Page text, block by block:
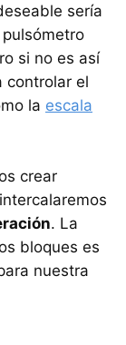
sería
si no es así
controlar el
la escala
crear
. La
bloques es
nuestra